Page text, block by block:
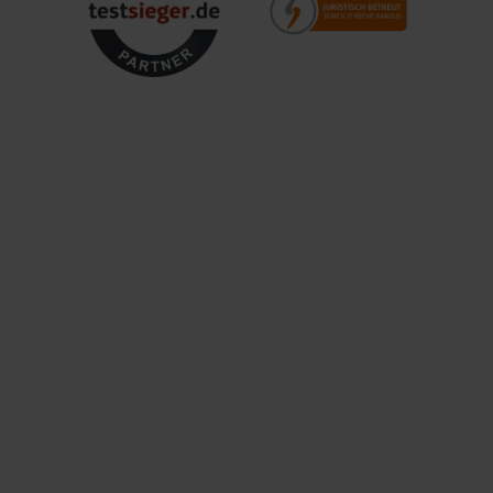
fantastische Gebäude zu erschaffen, oder als
Entdeckerfahrzeug, um aufregende Expeditionen zu
unternehmen. Die verschiedenen Einsatzmöglichkeiten
Mit einem zentralen Standort in Bechhofen, im Herzen
Frankens, garantieren wir schnellen Versand und Verfügbarkeit